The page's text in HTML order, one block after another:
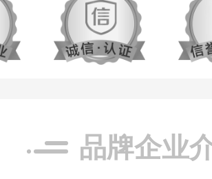
品牌企业